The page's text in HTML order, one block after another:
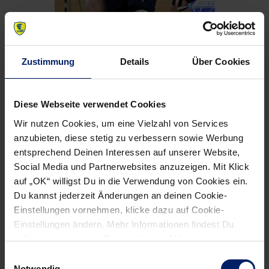
Zustimmung Details Über Cookies
Diese Webseite verwendet Cookies
Wir nutzen Cookies, um eine Vielzahl von Services
anzubieten, diese stetig zu verbessern sowie Werbung
entsprechend Deinen Interessen auf unserer Website,
Social Media und Partnerwebsites anzuzeigen. Mit Klick
auf „OK“ willigst Du in die Verwendung von Cookies ein.
Du kannst jederzeit Änderungen an deinen Cookie-
Einstellungen vornehmen, klicke dazu auf Cookie-
Einstellungen ändern. Mehr Informationen findest Du
außerdem in unsererDatenschutzerklärung.
Junglöwe Lion Zacharias im Zweikampf.
Der Traum von der Deutschen Meisterschaft ist für die A-
Jugend der Rhein-Neckar Löwen vorbei. Nach der 20:23-
Hinspielniederlage unterlagen die Badener auch im
Rückspiel. Dagegen sicherte sich der TSV Bayer Dormagen
mit dem 31:30 (15:12)-Erfolg einen Platz im Finale gegen